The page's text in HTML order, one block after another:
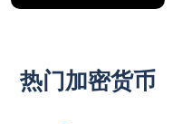
热门加密货币